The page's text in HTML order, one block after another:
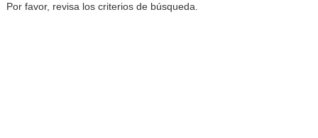
Por favor, revisa los criterios de búsqueda.